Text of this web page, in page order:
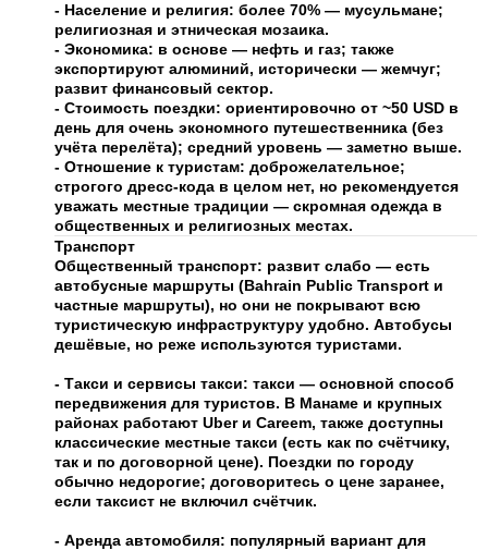
- Население и религия: более 70% — мусульмане;
религиозная и этническая мозаика.
- Экономика: в основе — нефть и газ; также
экспортируют алюминий, исторически — жемчуг;
развит финансовый сектор.
- Стоимость поездки: ориентировочно от ~50 USD в
день для очень экономного путешественника (без
учёта перелёта); средний уровень — заметно выше.
- Отношение к туристам: доброжелательное;
строгого дресс‑кода в целом нет, но рекомендуется
уважать местные традиции — скромная одежда в
общественных и религиозных местах.
Транспорт
Общественный транспорт: развит слабо — есть
автобусные маршруты (Bahrain Public Transport и
частные маршруты), но они не покрывают всю
туристическую инфраструктуру удобно. Автобусы
дешёвые, но реже используются туристами.
- Такси и сервисы такси: такси — основной способ
передвижения для туристов. В Манаме и крупных
районах работают Uber и Careem, также доступны
классические местные такси (есть как по счётчику,
так и по договорной цене). Поездки по городу
обычно недорогие; договоритесь о цене заранее,
если таксист не включил счётчик.
- Аренда автомобиля: популярный вариант для